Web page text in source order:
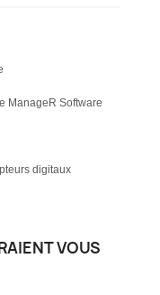
ManageR Software
digitaux
VOUS